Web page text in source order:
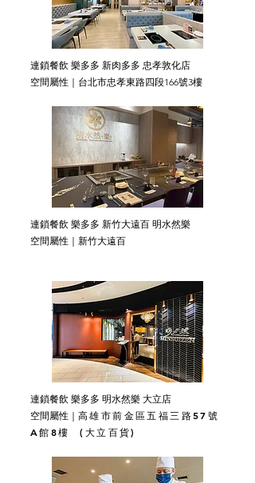
連鎖餐飲 樂多多 新肉多多 忠孝敦化店
空間屬性｜台北市忠孝東路四段166號3樓
連鎖餐飲 樂多多 新竹大遠百 明水然樂
空間屬性｜新竹大遠百
連鎖餐飲 樂多多 明水然樂 大立店
空間屬性｜ 高雄市前金區五福三路57號
A館8樓 (大立百貨)